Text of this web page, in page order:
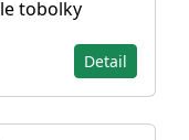
tobolky
Detail